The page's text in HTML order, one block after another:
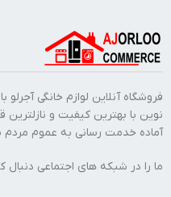
فروشگاه آنلاین لوازم خانگی
نوین با بهترین کیفیت و نازلترین
آماده خدمت رسانی به عموم مردم
ما را در شبکه های اجتماعی دنبال